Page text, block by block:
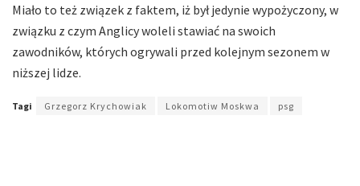
Miało to też związek z faktem, iż był jedynie wypożyczony, w
związku z czym Anglicy woleli stawiać na swoich
zawodników, których ogrywali przed kolejnym sezonem w
niższej lidze.
Tagi Grzegorz Krychowiak Lokomotiw Moskwa psg